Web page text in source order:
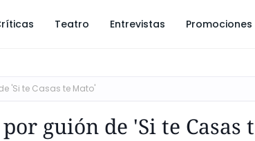
Teatro Entrevistas Promociones
'Si te Casas te Mato'
guión de 'Si te Casas